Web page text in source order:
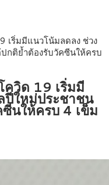
เฝ้าระวัง หลังยึดล็อต
เฟดคงดอกเบี้ย
ง พ.ร.ฎ. เปิดทาง รฟม.เดิน
เชื่อมเมืองหาดใหญ่
ยบัตรทอง 87% แต่ได้งบ
รรงบให้สอดคล้องภาระ
ดาห์นี้ซื้อขายในกรอบ
ฯ
เริ่มมีแนวโน้มลดลง ช่วง
กติย้ำต้องรับวัคซีนให้ครบ
ควิด 19 เริ่มมี
ปีใหม่ประชาชน
นให้ครบ 4 เข็ม